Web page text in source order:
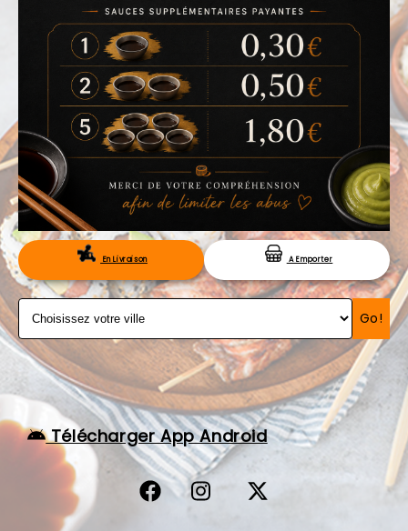
LA CARTE
VOTRE COMPTE
NOTRE RESTAURANT
VOS AVIS
MENTIONS LÉGALES
C.G.V
RÉSERVATIONEn Livraison A Emporter
Go!
Télécharger App Android